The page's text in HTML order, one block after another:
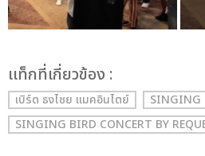
เเท็กที่เกี่ยวข้อง :
เบิร์ด ธงไชย แมคอินไตย์
SINGING
SINGING BIRD CONCERT BY